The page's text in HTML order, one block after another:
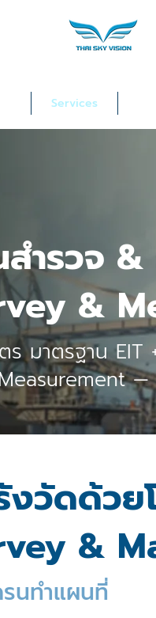
Services
สำรวจ
&
ร มาตรฐาน EIT
งวัดด้วย
&
นทำแผนที่